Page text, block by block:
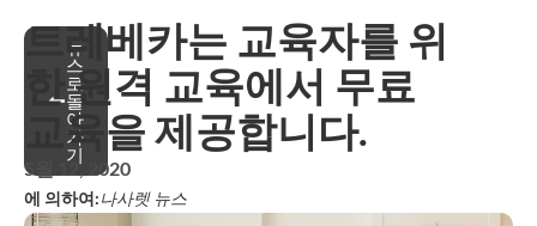
뉴
스
로
돌
아
가
기
트레베카는 교육자를 위
한 원격 교육에서 무료
교육을 제공합니다.
5월 12, 2020
에 의하여:나사렛 뉴스